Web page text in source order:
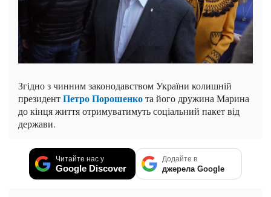
Згідно з чинним законодавством України колишній
президентПетро Порошенкота його дружина Марина
до кінця життя отримуватимуть соціальний пакет від
держави.
Читайте нас у
Google Discover
Додайте в
джерела Google